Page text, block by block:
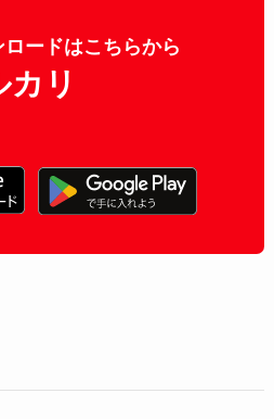
ロードはこちらから
カリ